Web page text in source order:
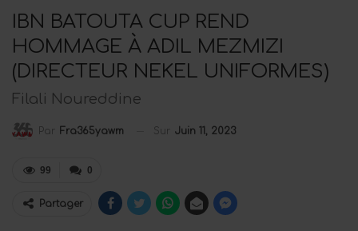
IBN BATOUTA CUP REND
HOMMAGE À ADIL MEZMIZI
(DIRECTEUR NEKEL UNIFORMES)
Filali Noureddine
Par Fra365yawm Sur Juin 11, 2023
0
99
Partager